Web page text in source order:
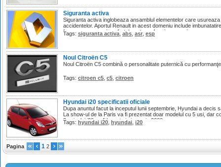
Siguranta activa
Siguranta activa inglobeaza ansamblul elementelor care
accidentelor. Aportul Renault in acest domeniu include
franare, precum si confortul pentru sofer si pasageri.
Tags: siguranta activa abs asr esp
Noul Citroën C5
Noul Citroën C5 combină o personalitate puternică cu
Tags: citroen c5 c5 citroen
Hyundai i20 specificatii oficiale
Dupa anuntul facut la inceputul lunii septembrie, Hyundai a decis
La show-ul de la Paris va fi prezentat doar modelul cu 5 usi, dar
3 usi a lui i20 va fi lansata in ianuarie 2009.
Tags: hyundai i20 hyundai i20
Pagina 1 2